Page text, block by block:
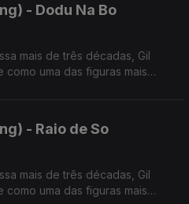
- Dodu Na Bo
mais de três décadas, Gil
como uma das figuras mais
- Raio de So
mais de três décadas, Gil
como uma das figuras mais